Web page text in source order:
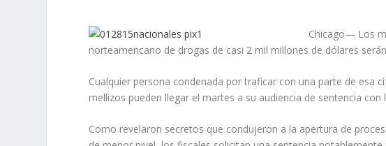
Chicago— Los
norteamericano de drogas de casi 2 mil millones de dólares
Cualquier persona condenada por traficar con una parte de esa
mellizos pueden llegar el martes a su audiencia de sentencia
Como revelaron secretos que condujeron a la apertura de